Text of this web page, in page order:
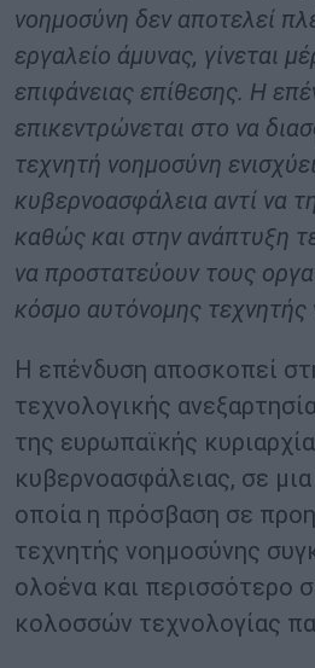
νοημοσύνη δεν αποτελεί
εργαλείο άμυνας, γίνεται
επιφάνειας επίθεσης. Η
επικεντρώνεται στο να
τεχνητή νοημοσύνη
κυβερνοασφάλεια αντί να
καθώς και στην ανάπτυξη
να προστατεύουν τους
κόσμο αυτόνομης τεχνητής
Η επένδυση αποσκοπεί
τεχνολογικής
της ευρωπαϊκής
κυβερνοασφάλειας, σε
οποία η πρόσβαση σε
τεχνητής νοημοσύνης
ολοένα και περισσότερο
κολοσσών τεχνολογίας